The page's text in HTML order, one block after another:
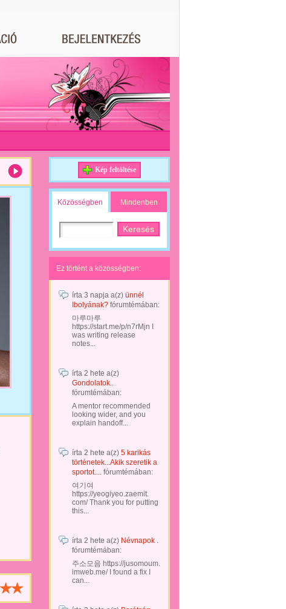
Kép feltöltése
Közösségben Mindenben
Ez történt a közösségben:
írta 3 napja a(z) ünnél
Ibolyának? fórumtémában:
마루마루
https://start.me/p/n7rMjn I
was writing release
notes...
írta 2 hete a(z)
Gondolatok..
fórumtémában:
A mentor recommended
looking wider, and you
explain handoff...
írta 2 hete a(z) 5 karikás
történetek...Akik szeretik a
sportot.... fórumtémában:
여기여
https://yeogiyeo.zaemit.
com/ Thank you for putting
this...
írta 2 hete a(z) Névnapok .
fórumtémában:
주소모음 https://jusomoum.
imweb.me/ I found a fix I
can...